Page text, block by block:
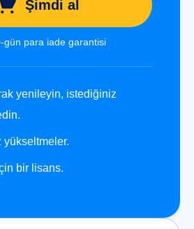
Şimdi al
gün para iade garantisi
yenileyin, istediğiniz
yükseltmeler.
bir lisans.